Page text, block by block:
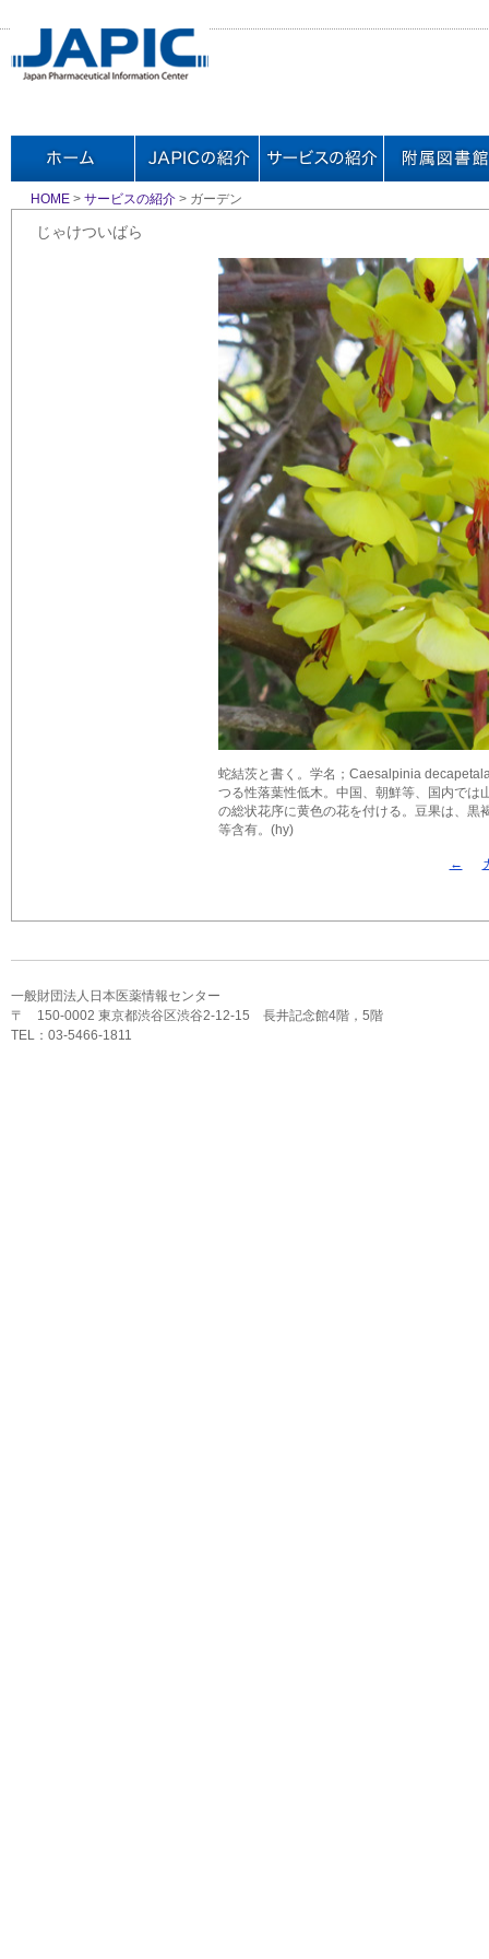
HOME > サービスの紹介 > ガーデン
じゃけついばら
蛇結茨と書く。学名；Caesalpinia
つる性落葉性低木。中国、朝鮮等、国内で
の総状花序に黄色の花を付ける。豆果は、
等含有。(hy)
←
一般財団法人日本医薬情報センター
〒 150-0002 東京都渋谷区渋谷2-12-15 長井記念館4階，5階
TEL：03-5466-1811